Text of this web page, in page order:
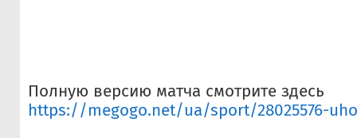
Полную версию матча смотрите здесь
https://megogo.net/ua/sport/28025576-